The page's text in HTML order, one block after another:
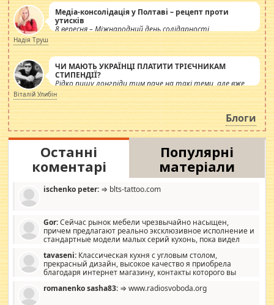
Медіа-консолідація у Полтаві – рецепт проти
утисків
8 вересня – Міжнародний день солідарності
журналістів.
Надія Труш
ЧИ МАЮТЬ УКРАЇНЦІ ПЛАТИТИ ТРІЄЧНИКАМ
СТИПЕНДІЇ?
Рідко пишу лонгріди тим паче на такі теми, але вже
просто дістало! Обурюють сьогоднішні інсенуації
навколо стипендіального питання. Штучно
роздувається ще одна соціальна катастрофа.
Віталій Улибін
Блоги
Останні
коментарі
Популярні
матеріали
ischenko peter: ⇒ blts-tattoo.com
Gor:Сейчас рынок мебели чрезвычайно насыщен,
причем предлагают реально эксклюзивное исполнение и
стандартные модели малых серий кухонь, пока видел
стандартные формы, в MebelOk, креативненько и что главное -
со вкусом все в порядке, без ненужных наворотов удорожающих
мебель, а это не последний фактор.
tavaseni: Классическая кухня с угловым столом,
прекрасный дизайн, высокое качество я приобрела
благодаря интернет магазину, контакты которого вы
romanenko sasha83: ⇒ www.radiosvoboda.org